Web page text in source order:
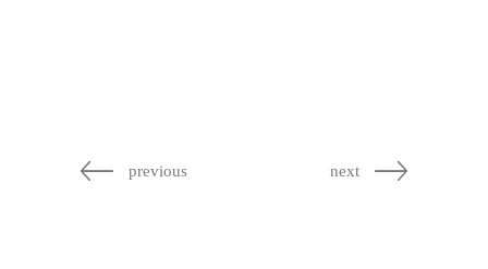
previous next